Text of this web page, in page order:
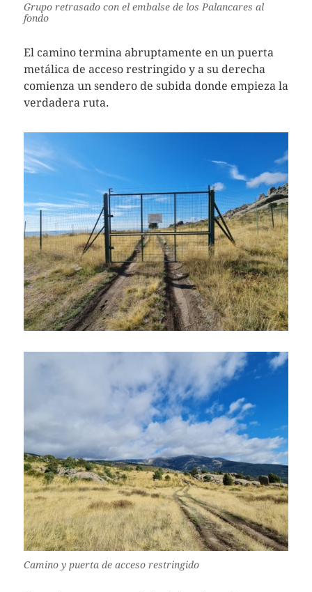
Grupo retrasado con el embalse de los Palancares al
fondo
El camino termina abruptamente en un puerta
metálica de acceso restringido y a su derecha
comienza un sendero de subida donde empieza la
verdadera ruta.
Camino y puerta de acceso restringido